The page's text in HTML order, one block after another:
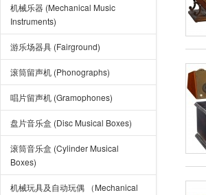
机械乐器 (Mechanical Music
Instruments)
游乐场器具 (Fairground)
滚筒留声机 (Phonographs)
唱片留声机 (Gramophones)
盘片音乐盒 (Disc Musical Boxes)
滚筒音乐盒 (Cylinder Musical
Boxes)
机械玩具及自动玩偶 （Mechanical